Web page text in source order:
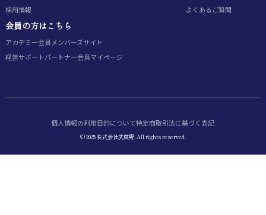
採用情報
よくあるご質問
会員の方はこちら
アカデミー会員 メンバーズサイト
経営サポートパートナー会員マイページ
個人情報の利用目的について特定商取引法に基づく表記
© 2025 株式会社武蔵野. All rights reserved.